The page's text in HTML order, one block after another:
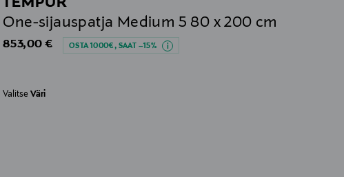
One-sijauspatja Medium 5 80 x 200 cm
Original Price
853,00 € OSTA 1000€, SAAT –15%
ValitseVäri